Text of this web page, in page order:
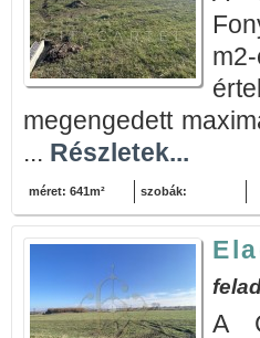
megengedett
... Részletek...
méret: 641m² szobák:
A